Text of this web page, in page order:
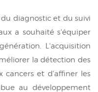
diagnostic et du suivi
a souhaité s'équiper
L'acquisition
la détection des
cancers et d'affiner les
au développement